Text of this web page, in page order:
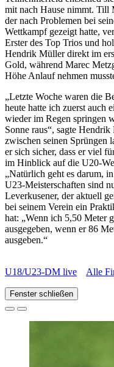
mit nach Hause nimmt.
der nach Problemen bei
Wettkampf gezeigt hatte,
Erster des Top Trios und
Hendrik Müller direkt im
Gold, während Marec
Höhe Anlauf nehmen
„Letzte Woche waren die
heute hatte ich zuerst auch
wieder im Regen springen
Sonne raus“, sagte
zwischen seinen Sprüngen
er sich sicher, dass er viel
im Hinblick auf die U20-
„Natürlich geht es darum,
U23-Meisterschaften sind
Leverkusener, der aktuell
bei seinem Verein ein
hat: „Wenn ich 5,50 Meter
ausgegeben, wenn er 86
ausgeben.“
U18/U23-DM live Alle
Fenster schließen